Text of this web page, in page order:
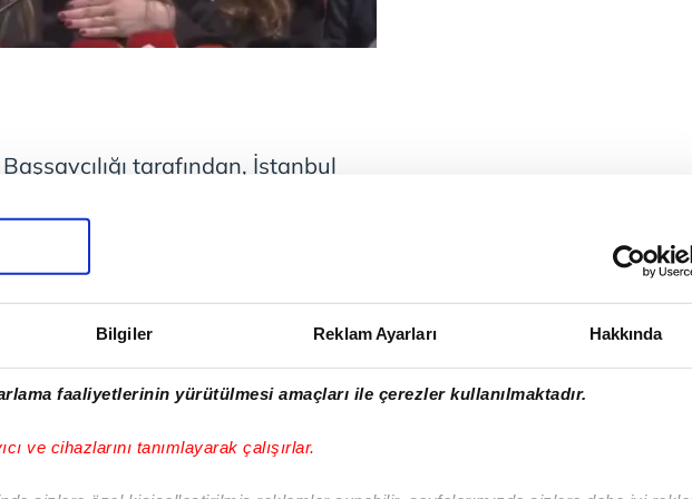
Bilgiler Reklam Ayarları Hakkında
faaliyetlerinin yürütülmesi amaçları ile çerezler kullanılmaktadır.
ve cihazlarını tanımlayarak çalışırlar.
tarafından, İstanbul
tarihindeki basın
ilanıdır' şeklindeki sözleri
hükümleri de gözetilerek
yapanı etkilemeye teşebbüs'